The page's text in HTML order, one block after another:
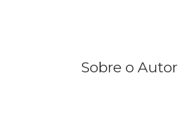
Sobre o Autor